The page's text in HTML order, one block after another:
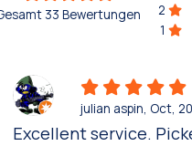
33 Bewertungen
2
1
julian aspin, Oct,
Excellent service.